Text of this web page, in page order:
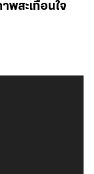
พสะเทือนใจ